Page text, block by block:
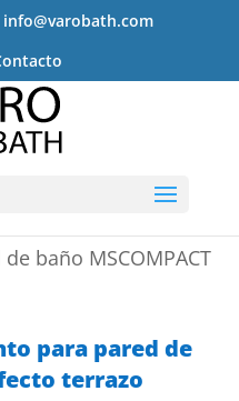
info@varobath.com
baño MSCOMPACT
para pared de
terrazo